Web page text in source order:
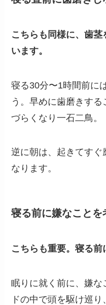
こちらも同様に、歯
います。
寝る30分〜1時間前に
う。早めに歯磨きす
づらくなり一石二鳥。
逆に朝は、起きてすぐ
なります。
寝る前に嫌なことを
こちらも重要。寝る前
眠りに就く前に、嫌な
ドの中で頭を駆け巡